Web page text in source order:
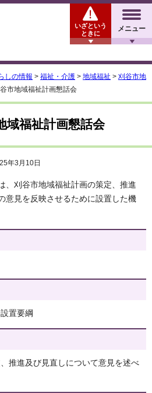
メニュー
いざという
ときに
しの情報 > 福祉・介護 > 地域福祉 > 刈谷市地
市地域福祉計画懇話会
域福祉計画懇話会
年3月10日
、刈谷市地域福祉計画の策定、推進
意見を反映させるために設置した機
置要綱
推進及び見直しについて意見を述べ